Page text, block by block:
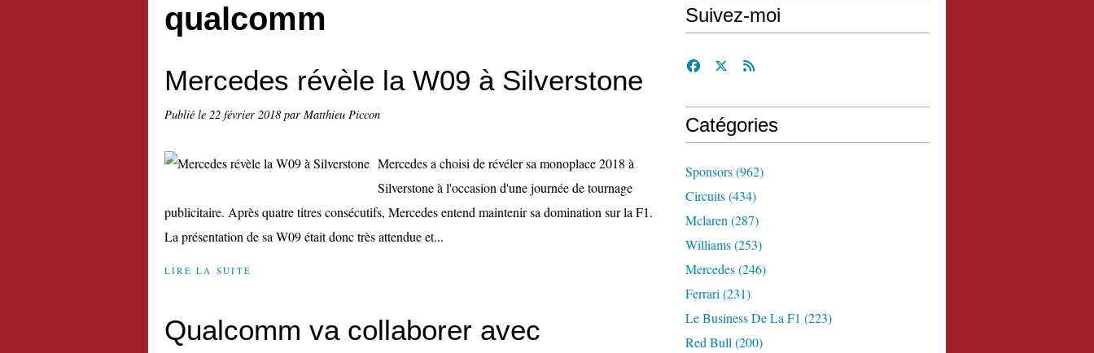
qualcomm
Mercedes révèle la W09 à Silverstone
Publié le 22 février 2018 par Matthieu Piccon
Mercedes a choisi de révéler sa monoplace 2018 à
Silverstone à l'occasion d'une journée de tournage
publicitaire. Après quatre titres consécutifs, Mercedes entend maintenir sa domination sur la F1.
La présentation de sa W09 était donc très attendue et...
LIRE LA SUITE
Qualcomm va collaborer avec
Suivez-moi
Catégories
Sponsors(962)
Circuits(434)
Mclaren (287)
Williams(253)
Mercedes(246)
Ferrari (231)
Le Business De La F1 (223)
Red Bull (200)